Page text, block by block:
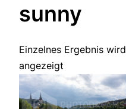
sunny
Einzelnes Ergebnis wird
angezeigt